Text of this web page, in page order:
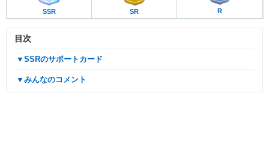
SSR SR R
目次
▼SSRのサポートカード
▼みんなのコメント